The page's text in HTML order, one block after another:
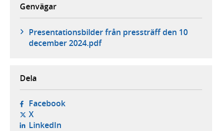
Genvägar
Presentationsbilder från pressträff den 10
december 2024.pdf
Dela
Facebook- öppnas i ny flik, extern webbplats,
X- öppnas i ny flik, extern webbplats,
LinkedIn- öppnas i ny flik, extern webbplats,